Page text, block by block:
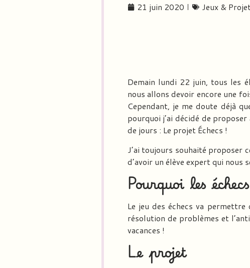
21 juin 2020 Jeux &
Demain lundi 22 juin, tous les
nous allons devoir encore une
Cependant, je me doute déjà
pourquoi j’ai décidé de
de jours : Le projet Échecs !
J’ai toujours souhaité proposer
d’avoir un élève expert qui nous
Pourquoi les
Le jeu des échecs va
résolution de problèmes et
vacances !
Le projet